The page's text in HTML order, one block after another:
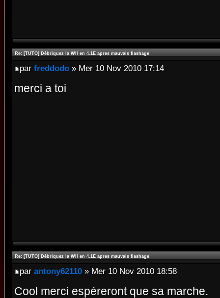
Re: [TUTO] Débriquez la WII en 4.1E apres mauvais flashage
par freddodo » Mer 10 Nov 2010 17:14
merci a toi
Re: [TUTO] Débriquez la WII en 4.1E apres mauvais flashage
par antony62110 » Mer 10 Nov 2010 18:58
Cool merci espéreront que sa marche.